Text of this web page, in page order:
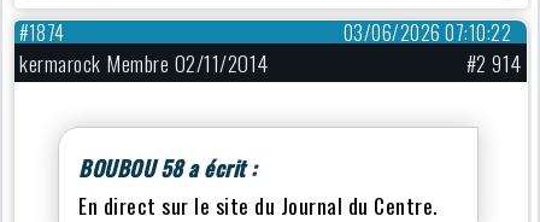
03/06/2026 07:10:22
#1874
kermarock Membre 02/11/2014 #2 914
BOUBOU 58 a écrit :
En direct sur le site du Journal du Centre.